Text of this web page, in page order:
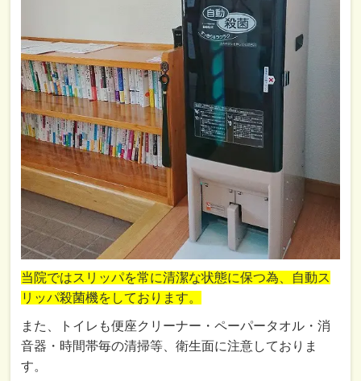
当院ではスリッパを常に清潔な状態に保つ為、自動ス
リッパ殺菌機をしております。
また、トイレも便座クリーナー・ペーパータオル・消
音器・時間帯毎の清掃等、衛生面に注意しておりま
す。